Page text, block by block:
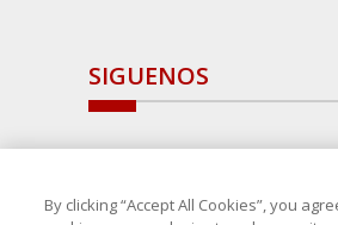
SIGUENOS
By clicking “Accept All Cookies”, you